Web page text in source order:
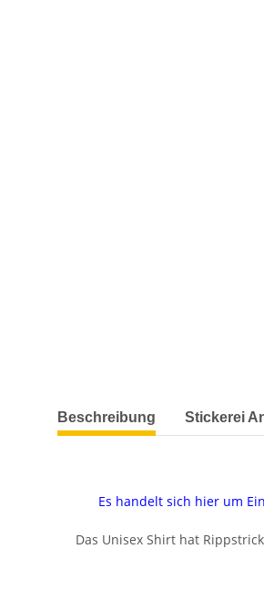
weitere Registerkarten anzeigen
Beschreibung Stickerei
Es handelt sich hier um
Das Unisex Shirt hat